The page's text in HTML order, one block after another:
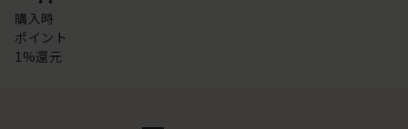
購入時
ポイント
1%還元